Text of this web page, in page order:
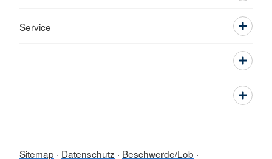
Service
Sitemap Datenschutz Beschwerde/Lob